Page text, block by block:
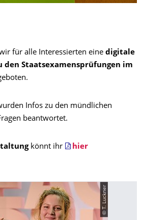
für alle Interessierten eine digitale
den Staatsexamensprüfungen im
Infos zu den mündlichen
beantwortet.
könnt ihr
hier
© T. Luckner